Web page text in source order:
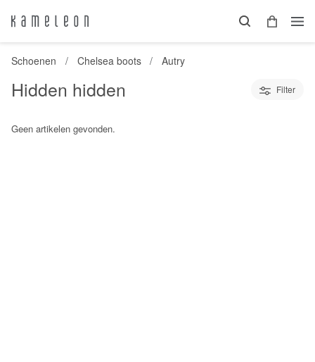
Schoenen Chelsea boots Autry
Hidden hidden Filter
Geen artikelen gevonden.